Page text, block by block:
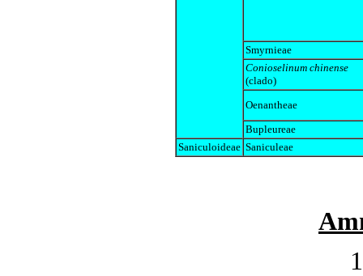
Smyrnieae
Conioselinum chinense
(clado)
Oenantheae
Bupleureae
Saniculoideae Saniculeae